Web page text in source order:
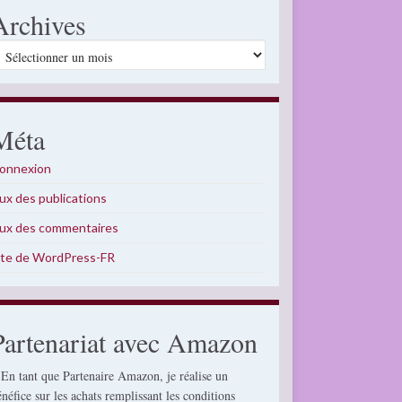
des publications
des commentaires
de WordPress-FR
avec Amazon
tant que Partenaire Amazon, je réalise un
sur les achats remplissant les conditions